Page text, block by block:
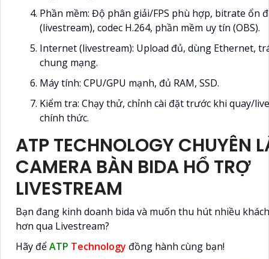
Phần mềm: Độ phân giải/FPS phù hợp, bitrate ổn
(livestream), codec H.264, phần mềm uy tín (OBS).
Internet (livestream): Upload đủ, dùng Ethernet,
chung mạng.
Máy tính: CPU/GPU mạnh, đủ RAM, SSD.
Kiểm tra: Chạy thử, chỉnh cài đặt trước khi quay/
chính thức.
ATP TECHNOLOGY CHUYÊN
CAMERA BÀN BIDA HỔ TRỢ
LIVESTREAM
Bạn đang kinh doanh bida và muốn thu hút nhiều
hơn qua Livestream?
Hãy đểATP Technology đồng hành cùng bạn!